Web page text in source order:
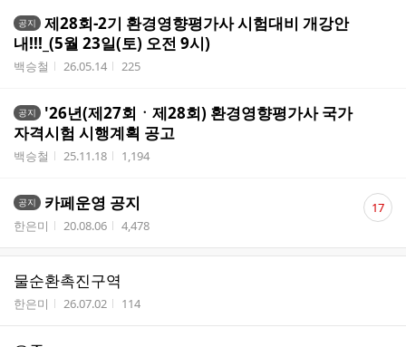
공지
제28회-2기 환경영향평가사 시험대비 개강안
내!!!_(5월 23일(토) 오전 9시)
작성자
백승철 작성시간
26.05.14 조회수
225
공지
'26년(제27회ㆍ제28회) 환경영향평가사 국가
자격시험 시행계획 공고
작성자
백승철 작성시간
25.11.18 조회수
1,194
공지 카페운영 공지
작성자
한은미 작성시간
20.08.06 조회수
4,478
댓
글17
물순환촉진구역
작성자
한은미 작성시간
26.07.02 조회수
114